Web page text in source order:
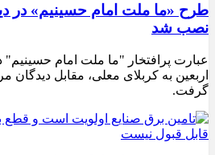
طرح «ما ملت امام حسینیم» در
نصب شد
عبارت پرافتخار "ما ملت امام حسینیم"
اربعین به کربلای معلی، مقابل دیدگان
گرفت.